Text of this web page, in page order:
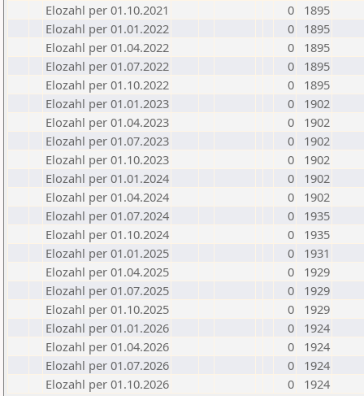
Elozahl per 01.10.2021
0
1895
Elozahl per 01.01.2022
0
1895
Elozahl per 01.04.2022
0
1895
Elozahl per 01.07.2022
0
1895
Elozahl per 01.10.2022
0
1895
Elozahl per 01.01.2023
0
1902
Elozahl per 01.04.2023
0
1902
Elozahl per 01.07.2023
0
1902
Elozahl per 01.10.2023
0
1902
Elozahl per 01.01.2024
0
1902
Elozahl per 01.04.2024
0
1902
Elozahl per 01.07.2024
0
1935
Elozahl per 01.10.2024
0
1935
Elozahl per 01.01.2025
0
1931
Elozahl per 01.04.2025
0
1929
Elozahl per 01.07.2025
0
1929
Elozahl per 01.10.2025
0
1929
Elozahl per 01.01.2026
0
1924
Elozahl per 01.04.2026
0
1924
Elozahl per 01.07.2026
0
1924
Elozahl per 01.10.2026
0 1924